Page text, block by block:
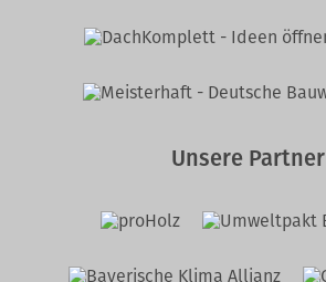
Unsere Partner